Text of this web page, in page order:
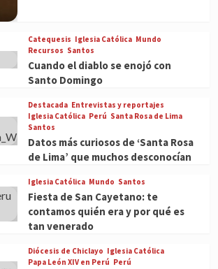
Catequesis Iglesia Católica Mundo
Recursos Santos
Cuando el diablo se enojó con
Santo Domingo
Destacada Entrevistas y reportajes
Iglesia Católica Perú Santa Rosa de Lima
Santos
Datos más curiosos de ‘Santa Rosa
de Lima’ que muchos desconocían
Iglesia Católica Mundo Santos
Fiesta de San Cayetano: te
contamos quién era y por qué es
tan venerado
Diócesis de Chiclayo Iglesia Católica
Papa León XIV en Perú Perú